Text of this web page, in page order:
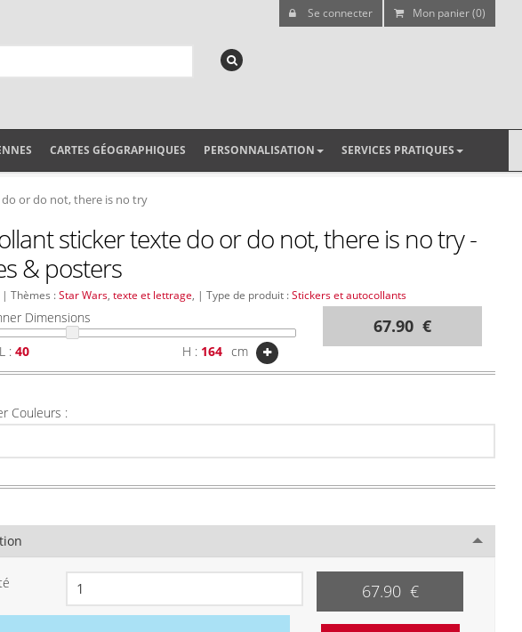
Se connecter Mon panier (0)
CARTES GÉOGRAPHIQUES PERSONNALISATION SERVICES PRATIQUES
or do not, there is no try
sticker texte do or do not, there is no try -
& posters
| Thèmes :Star Wars texte et lettrage , | Type de produit :Stickers et autocollants
Dimensions
L : H : cm
67.90 €
Couleurs :
67.90 €